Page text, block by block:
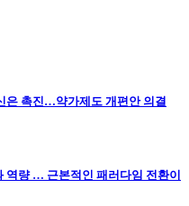
은 촉진…약가제도 개편안 의결
역량 … 근본적인 패러다임 전환이